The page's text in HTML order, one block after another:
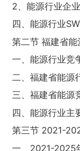
2、能源行业企
四、能源行业
第二节 福建省
一、能源行业竞
二、福建省能源
三、福建省能源
四、能源行业主
第三节 2021-
一、2021-2025